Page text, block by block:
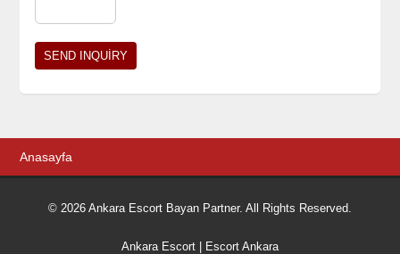
Anasayfa
© 2026 Ankara Escort Bayan Partner. All Rights Reserved.
Ankara Escort | Escort Ankara